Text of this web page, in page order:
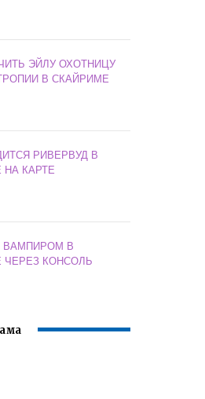
ЭЙЛУ ОХОТНИЦУ
В СКАЙРИМЕ
РИВЕРВУД В
КАРТЕ
ВАМПИРОМ В
ЧЕРЕЗ КОНСОЛЬ